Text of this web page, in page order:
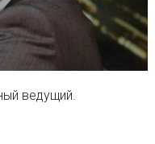
ведущий.